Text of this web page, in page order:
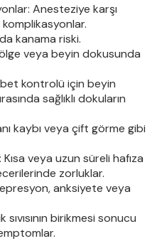
Anesteziye karşı
kanama riski.
veya beyin dokusunda
kontrolü için beyin
sağlıklı dokuların
kaybı veya çift görme gibi
veya uzun süreli hafıza
zorluklar.
anksiyete veya
birikmesi sonucu